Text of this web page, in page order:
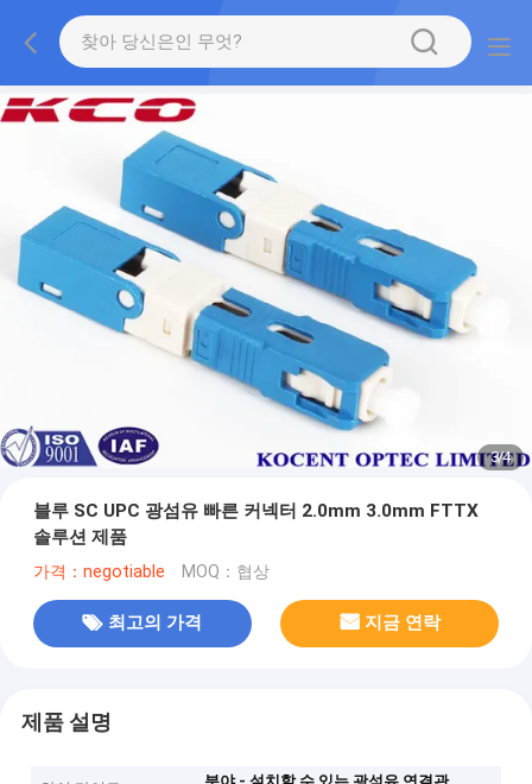
3/4
블루 SC UPC 광섬유 빠른 커넥터 2.0mm 3.0mm FTTX
솔루션 제품
가격：negotiable MOQ：협상
최고의 가격 지금 연락
제품 설명
,